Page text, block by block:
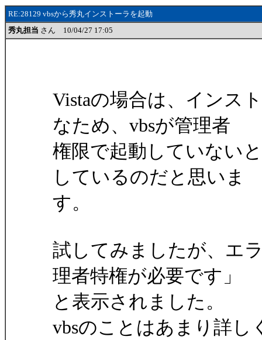
RE:28129 vbsから秀丸インストーラを起動
秀丸担当 さん 10/04/27 17:05
Vistaの場合は、インス
なため、vbsが管理者
権限で起動していない
しているのだと思いま
す。
試してみましたが、エ
理者特権が必要です」
と表示されました。
vbsのことはあまり詳